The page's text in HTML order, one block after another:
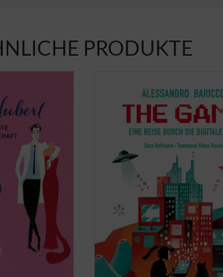
PRODUKTE